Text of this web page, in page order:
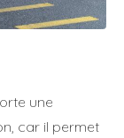
une
car il permet